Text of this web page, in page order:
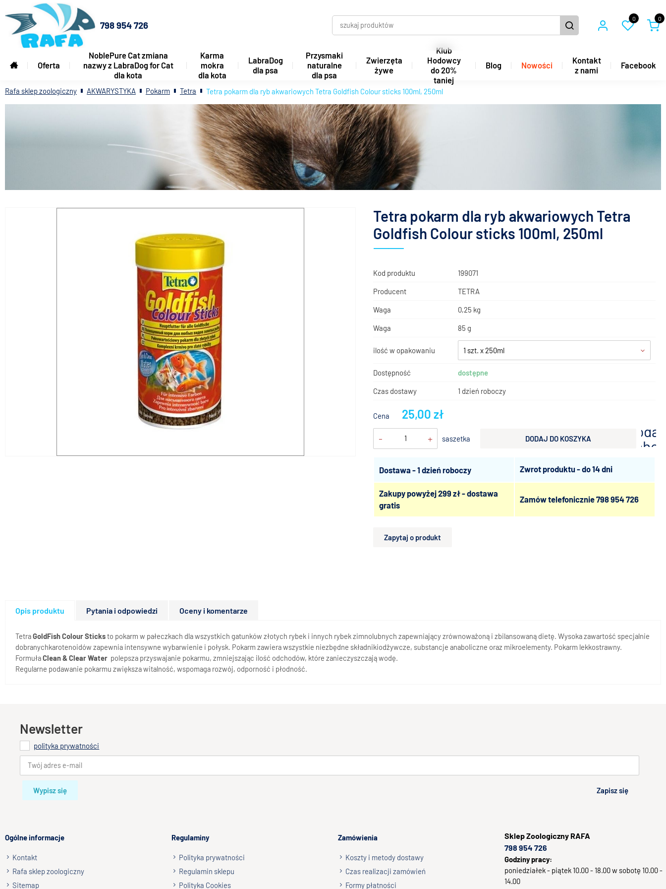
798 954 726
0 0
Oferta
NoblePure Cat zmiana
nazwy z LabraDog for Cat
dla kota
Karma
mokra
dla kota
LabraDog
dla psa
Przysmaki
naturalne
dla psa
Zwierzęta
żywe
Klub
Hodowcy
do 20%
taniej
Blog Nowości
Kontakt
z nami
Facebook
Rafa sklep zoologiczny AKWARYSTYKA Pokarm Tetra Tetra pokarm dla ryb akwariowych Tetra Goldfish Colour sticks 100ml, 250ml
Tetra pokarm dla ryb akwariowych Tetra
Goldfish Colour sticks 100ml, 250ml
Kod produktu 199071
Producent TETRA
Waga 0,25 kg
Waga 85 g
ilość w opakowaniu 1 szt. x 250ml
Dostępność dostępne
Czas dostawy 1 dzień roboczy
Cena 25,00 zł
- + saszetka DODAJ DO KOSZYKA
Dostawa - 1 dzień roboczy Zwrot produktu - do 14 dni
Zakupy powyżej 299 zł - dostawa
gratis
Zamów telefonicznie798 954 726
Zapytaj o produkt
Opis produktu Pytania i odpowiedzi Oceny i komentarze
TetraGoldFish Colour Sticksto pokarm w pałeczkach dla wszystkich gatunków złotych rybek i innych rybek zimnolubnych zapewniający zrównoważoną i zbilansowaną dietę. Wysoka zawartość specjalnie
dobranychkarotenoidów zapewnia intensywne wybarwienie i połysk. Pokarm zawiera wszystkie niezbędne składnikiodżywcze, substancje anaboliczne oraz mikroelementy. Pokarm lekkostrawny.
FormułaClean & Clear Water polepsza przyswajanie pokarmu, zmniejszając ilość odchodów, które zanieczyszczają wodę.
Regularne podawanie pokarmu zwiększa witalność, wspomaga rozwój, odporność i płodność.
Newsletter
polityka prywatności
Wypisz się Zapisz się
Ogólne informacje
Kontakt
Rafa sklep zoologiczny
Sitemap
Regulaminy
Polityka prywatności
Regulamin sklepu
Polityka Cookies
Zamówienia
Koszty i metody dostawy
Czas realizacji zamówień
Formy płatności
SklepZoologiczny RAFA
798 954 726
Godziny pracy:
poniedziałek - piątek 10.00 - 18.00 w sobotę 10.00 -
14.00